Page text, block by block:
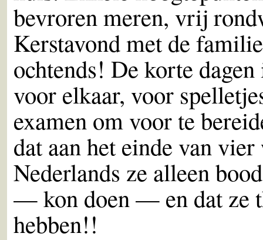
bevroren meren, vrij
Kerstavond met de
ochtends! De korte
voor elkaar, voor
examen om voor te
dat aan het einde van
Nederlands ze alleen
— kon doen — en dat ze
hebben!!